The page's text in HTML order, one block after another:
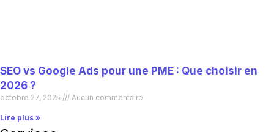
SEO vs Google Ads pour une PME : Que choisir en
2026 ?
octobre 27, 2025 Aucun commentaire
Lire plus »